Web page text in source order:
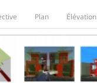
Plan Élévation